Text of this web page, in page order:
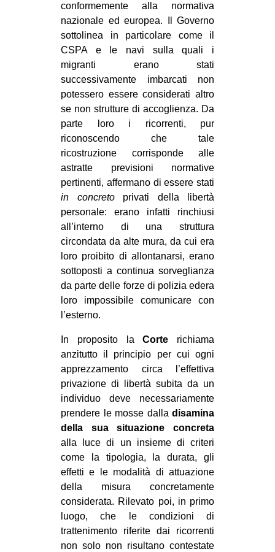
conformemente alla normativa
nazionale ed europea. Il Governo
sottolinea in particolare come il
CSPA e le navi sulla quali i
migranti erano stati
successivamente imbarcati non
potessero essere considerati altro
se non strutture di accoglienza. Da
parte loro i ricorrenti, pur
riconoscendo che tale
ricostruzione corrisponde alle
astratte previsioni normative
pertinenti, affermano di essere stati
in concretoprivati della libertà
personale: erano infatti rinchiusi
all’interno di una struttura
circondata da alte mura, da cui era
loro proibito di allontanarsi, erano
sottoposti a continua sorveglianza
da parte delle forze di polizia edera
loro impossibile comunicare con
l’esterno.
In proposito la Corte richiama
anzitutto il principio per cui ogni
apprezzamento circa l’effettiva
privazione di libertà subita da un
individuo deve necessariamente
prendere le mosse dalla disamina
della sua situazione concreta
alla luce di un insieme di criteri
come la tipologia, la durata, gli
effetti e le modalità di attuazione
della misura concretamente
considerata. Rilevato poi, in primo
luogo, che le condizioni di
trattenimento riferite dai ricorrenti
non solo non risultano contestate